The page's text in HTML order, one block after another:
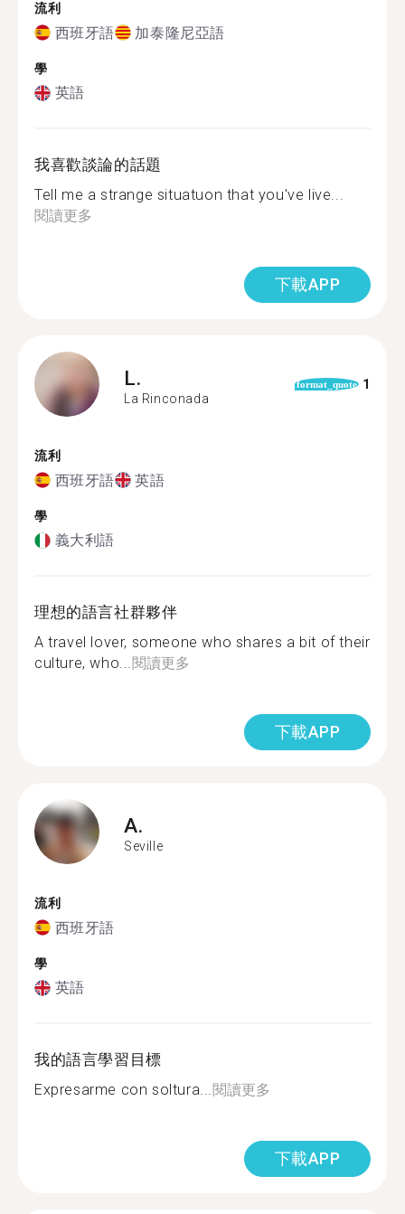
流利
西班牙語 加泰隆尼亞語
學
英語
我喜歡談論的話題
Tell me a strange situatuon that you've live...
閱讀更多
下載APP
L.
La Rinconada
format_quote 1
流利
西班牙語 英語
學
義大利語
理想的語言社群夥伴
A travel lover, someone who shares a bit of their
culture, who...閱讀更多
下載APP
A.
Seville
流利
西班牙語
學
英語
我的語言學習目標
Expresarme con soltura...閱讀更多
下載APP